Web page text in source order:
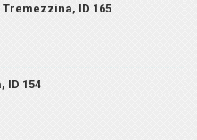
ID 165
ID 154